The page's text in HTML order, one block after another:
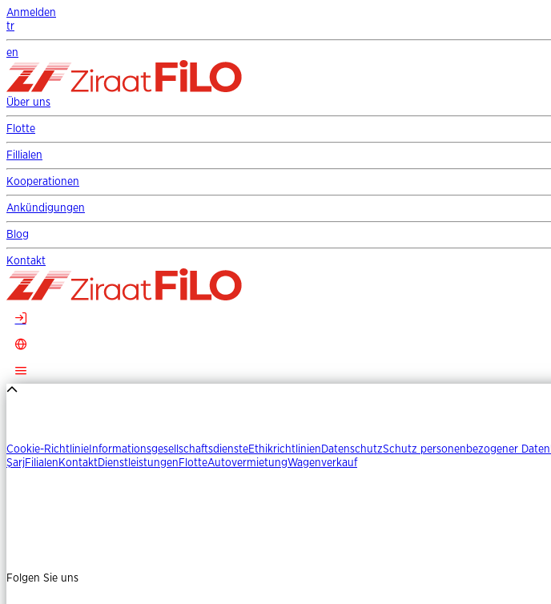
Anmelden
tr
en
Über uns
Flotte
Fillialen
Kooperationen
Ankündigungen
Blog
Kontakt
Cookie-Richtlinie InformationsgesellschaftsdiensteEthikrichtlinien DatenschutzSchutz personenbezogener Daten
ŞarjFilialen KontaktDienstleistungen FlotteAutovermietungWagenverkauf
Folgen Sie uns